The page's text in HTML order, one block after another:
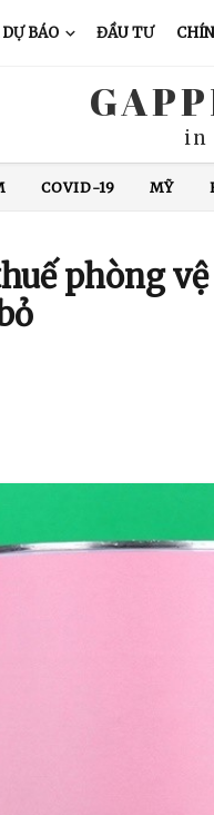
BÁO ĐẦU TƯ
in
COVID-19 MỸ
ẤN ĐỘ GIÁ GẠO
phòng